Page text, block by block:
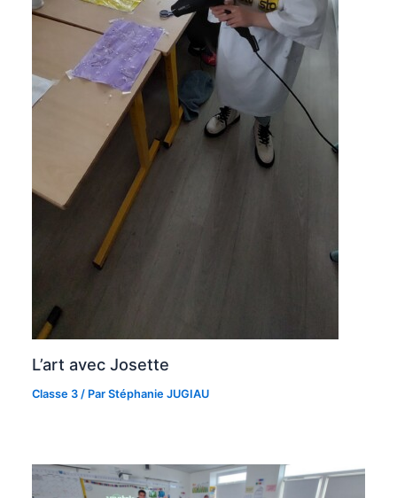
L’art avec Josette
Classe 3 / ParStéphanie JUGIAU